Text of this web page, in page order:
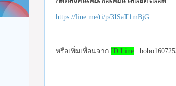
https://line.me/ti/p/3ISaT1mBjG
หรือเพิ่มเพื่อนจาก ID Line :